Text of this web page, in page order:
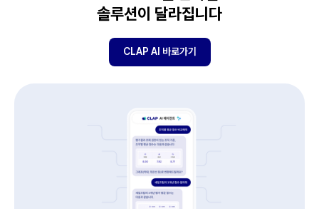
솔루션이 달라집니다
CLAP AI 바로가기